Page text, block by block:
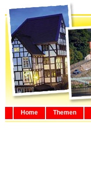
Home Themen